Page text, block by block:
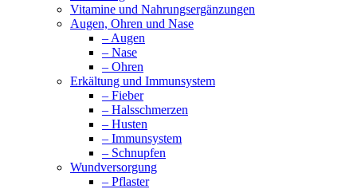
Vitamine und Nahrungsergänzungen
Augen, Ohren und Nase
– Augen
– Nase
– Ohren
Erkältung und Immunsystem
– Fieber
– Halsschmerzen
– Husten
– Immunsystem
– Schnupfen
Wundversorgung
– Pflaster